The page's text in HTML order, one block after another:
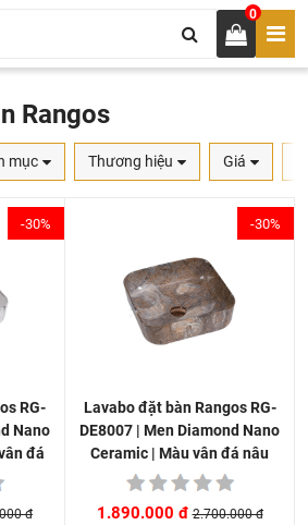
0
Rangos
mục Thương hiệu Giá
-30%
RG-
Nano
đá
đ
-30%
Lavabo đặt bàn Rangos RG-
DE8007 | Men Diamond Nano
Ceramic | Màu vân đá nâu
1.890.000 đ 2.700.000 đ